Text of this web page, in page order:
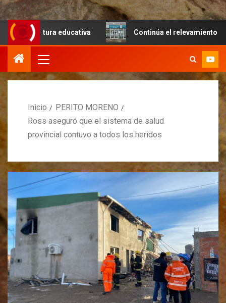
educativa Continúa el relevamiento técnico en
Inicio
PERITO MORENO
Ross aseguró que el sistema de salud
provincial contuvo a todos los heridos